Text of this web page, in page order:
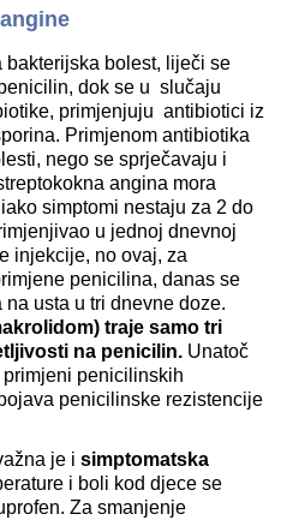
bakterijska bolest, liječi se
dok se u slučaju
primjenjuju antibiotici iz
Primjenom antibiotika
nego se sprječavaju i
angina mora
simptomi nestaju za 2 do
u jednoj dnevnoj
injekcije, no ovaj, za
penicilina, danas se
usta u tri dnevne doze.
traje samo tri
na penicilin. Unatoč
penicilinskih
penicilinske rezistencije
je i simptomatska
i boli kod djece se
Za smanjenje